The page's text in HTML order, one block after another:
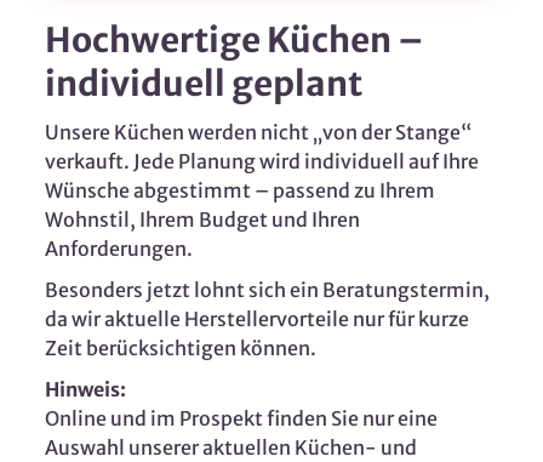
Hochwertige Küchen –
individuell geplant
Unsere Küchen werden nicht „von der Stange“
verkauft. Jede Planung wird individuell auf Ihre
Wünsche abgestimmt – passend zu Ihrem
Wohnstil, Ihrem Budget und Ihren
Anforderungen.
Besonders jetzt lohnt sich ein Beratungstermin,
da wir aktuelle Herstellervorteile nur für kurze
Zeit berücksichtigen können.
Hinweis:
Online und im Prospekt finden Sie nur eine
Auswahl unserer aktuellen Küchen- und